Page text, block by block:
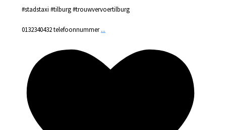
#stadstaxi #tilburg #trouwvervoertilburg
0132340432 telefoonnummer...